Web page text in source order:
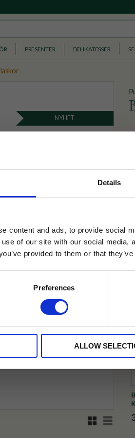
Details
content and ads, to provide social
of our site with our social media,
provided to them or that
Preferences
ALLOW
PRESENTER DELIKATESSER
NYHET
RutnätsvyListvy
✓
Läs mer
Rabatten fungerar endast
med andra erbjudanden.